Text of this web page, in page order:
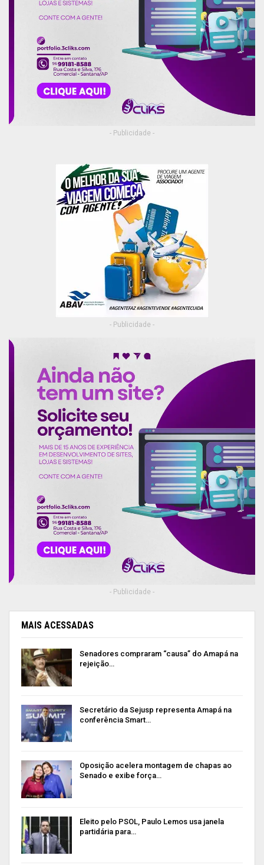
- Publicidade -
- Publicidade -
- Publicidade -
MAIS ACESSADAS
Senadores compraram “causa” do Amapá na
rejeição…
Secretário da Sejusp representa Amapá na
conferência Smart…
Oposição acelera montagem de chapas ao
Senado e exibe força…
Eleito pelo PSOL, Paulo Lemos usa janela
partidária para…